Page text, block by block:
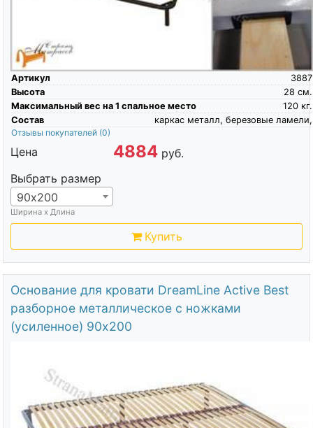
Артикул
3887
Высота
см.
28
Максимальный вес на 1 спальное место
кг.
120
Состав
каркас металл, березовые ламели,
Отзывы покупателей (0)
Цена 4884 руб.
Выбрать размер
90х200
Ширина х Длина
Купить
Основание для кровати DreamLine Active Best
разборное металлическое с ножками
(усиленное) 90х200